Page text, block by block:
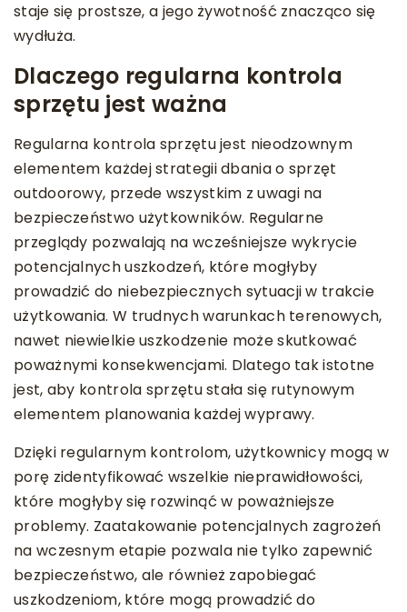
staje się prostsze, a jego żywotność znacząco się
wydłuża.
Dlaczego regularna kontrola
sprzętu jest ważna
Regularna kontrola sprzętu jest nieodzownym
elementem każdej strategii dbania o sprzęt
outdoorowy, przede wszystkim z uwagi na
bezpieczeństwo użytkowników. Regularne
przeglądy pozwalają na wcześniejsze wykrycie
potencjalnych uszkodzeń, które mogłyby
prowadzić do niebezpiecznych sytuacji w trakcie
użytkowania. W trudnych warunkach terenowych,
nawet niewielkie uszkodzenie może skutkować
poważnymi konsekwencjami. Dlatego tak istotne
jest, aby kontrola sprzętu stała się rutynowym
elementem planowania każdej wyprawy.
Dzięki regularnym kontrolom, użytkownicy mogą w
porę zidentyfikować wszelkie nieprawidłowości,
które mogłyby się rozwinąć w poważniejsze
problemy. Zaatakowanie potencjalnych zagrożeń
na wczesnym etapie pozwala nie tylko zapewnić
bezpieczeństwo, ale również zapobiegać
uszkodzeniom, które mogą prowadzić do